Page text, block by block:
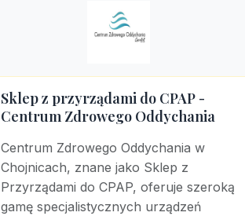
Sklep z przyrządami do CPAP -
Centrum Zdrowego Oddychania
Centrum Zdrowego Oddychania w
Chojnicach, znane jako Sklep z
Przyrządami do CPAP, oferuje szeroką
gamę specjalistycznych urządzeń